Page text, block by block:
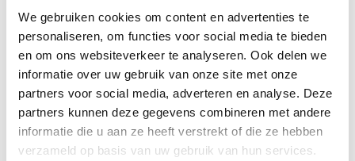
We gebruiken cookies om content en advertenties te
personaliseren, om functies voor social media te bieden
en om ons websiteverkeer te analyseren. Ook delen we
informatie over uw gebruik van onze site met onze
partners voor social media, adverteren en analyse. Deze
partners kunnen deze gegevens combineren met andere
informatie die u aan ze heeft verstrekt of die ze hebben
verzameld op basis van uw gebruik van hun services.
AVIA VOLT en Fletcher Hotels starten landelijke uitrol
van DC-snellaadinfrastructuur AVIA VOLT en...
Lees verder